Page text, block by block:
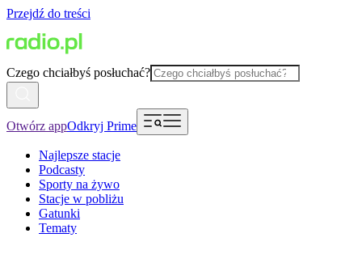
Przejdź do treści
Czego chciałbyś posłuchać?
Otwórz appOdkryj Prime
Najlepsze stacje
Podcasty
Sporty na żywo
Stacje w pobliżu
Gatunki
Tematy